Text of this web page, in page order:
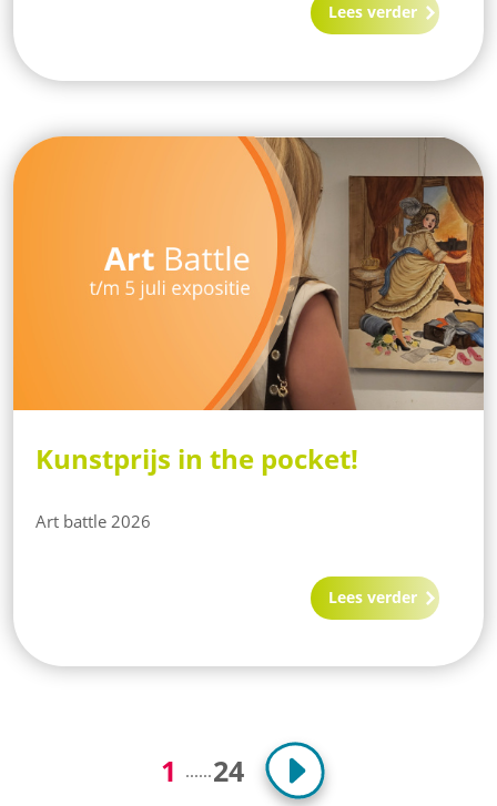
Lees verder
Kunstprijs in the pocket!
Art battle 2026
Lees verder
1 ......24